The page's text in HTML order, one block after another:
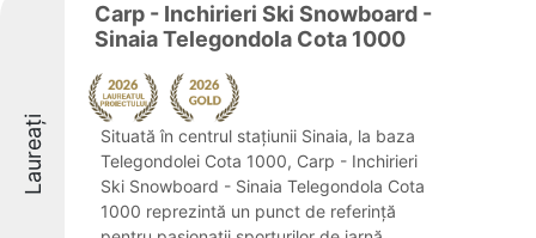
Laureați
Carp - Inchirieri Ski Snowboard -
Sinaia Telegondola Cota 1000
Situată în centrul stațiunii Sinaia, la baza
Telegondolei Cota 1000, Carp - Inchirieri
Ski Snowboard - Sinaia Telegondola Cota
1000 reprezintă un punct de referință